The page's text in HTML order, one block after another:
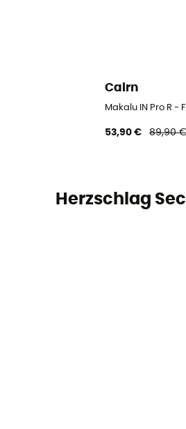
Cairn
Makalu IN Pro R -
53,90 € 89,90
Herzschlag